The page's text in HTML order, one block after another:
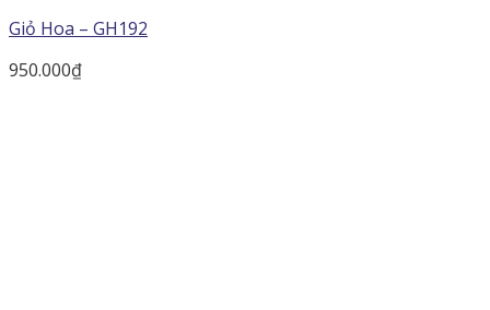
Giỏ Hoa – GH192
950.000₫